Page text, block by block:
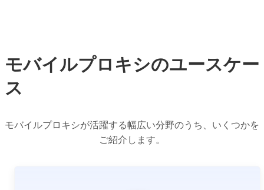
モバイルプロキシのユースケー
ス
モバイルプロキシが活躍する幅広い分野のうち、いくつかを
ご紹介します。